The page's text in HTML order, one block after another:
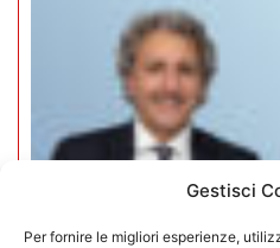
Gestisci
Per fornire le migliori esperienze,